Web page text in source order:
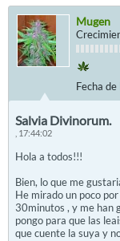
Mugen
Fecha
Salvia Divinorum.
, 17:44:02
Hola a todos!!!
Bien, lo que me
He mirado un poco
30minutos , y me han
pongo para que las
que cuente la suya y